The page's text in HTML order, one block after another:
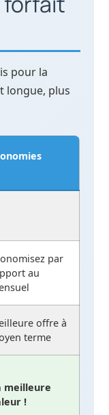
pour la
longue, plus
par
au
offre à
terme
meilleure
!